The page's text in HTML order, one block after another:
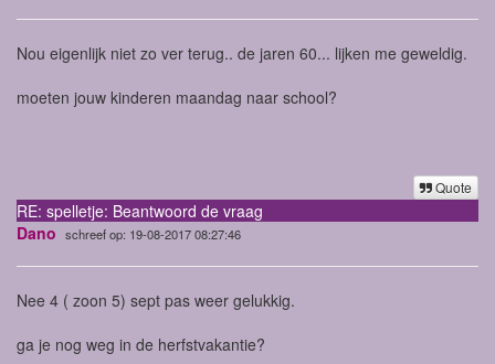
Nou eigenlijk niet zo ver terug.. de jaren 60... lijken me geweldig.
moeten jouw kinderen maandag naar school?
Quote
RE: spelletje: Beantwoord de vraag
Dano schreef op: 19-08-2017 08:27:46
Nee 4 ( zoon 5) sept pas weer gelukkig.
ga je nog weg in de herfstvakantie?